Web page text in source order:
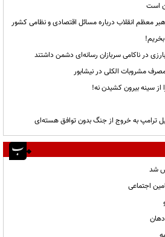
است
معظم انقلاب درباره مسائل اقتصادی و نظامی کشور
در ناکامی سربازان رسانه‌ای دشمن داشتند
از سینه بیرون کشیدن نه!
ترامپ به خروج از جنگ بدون توافق هسته‌ای
شد
اجتماعی